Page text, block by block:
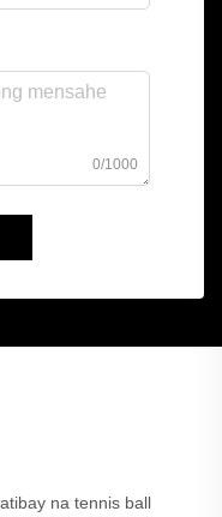
0/1000
na tennis ball